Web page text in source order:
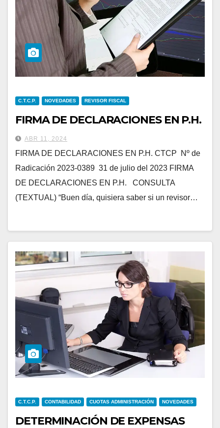
C.T.C.P. NOVEDADES REVISOR FISCAL
FIRMA DE DECLARACIONES EN P.H.
ABR 11, 2024
FIRMA DE DECLARACIONES EN P.H. CTCP Nº de
Radicación 2023-0389 31 de julio del 2023 FIRMA
DE DECLARACIONES EN P.H. CONSULTA
(TEXTUAL) “Buen día, quisiera saber si un revisor…
C.T.C.P. CONTABILIDAD CUOTAS ADMINISTRACIÓN NOVEDADES
DETERMINACIÓN DE EXPENSAS